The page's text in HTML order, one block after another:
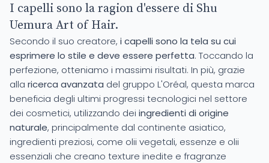
I capelli sono la ragion d'essere di Shu
Uemura Art of Hair.
Secondo il suo creatore, i capelli sono la tela su cui
esprimere lo stile e deve essere perfetta. Toccando la
perfezione, otteniamo i massimi risultati. In più, grazie
alla ricerca avanzata del gruppo L'Oréal, questa marca
beneficia degli ultimi progressi tecnologici nel settore
dei cosmetici, utilizzando dei ingredienti di origine
naturale, principalmente dal continente asiatico,
ingredienti preziosi, come olii vegetali, essenze e olii
essenziali che creano texture inedite e fragranze